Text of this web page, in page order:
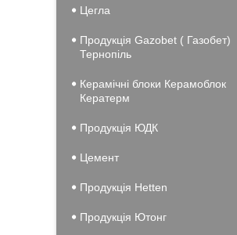
Цегла
Продукція Gazobet ( Газобет)
Тернопіль
Керамічні блоки Керамоблок
Кератерм
Продукція ЮДК
Цемент
Продукція Hеtten
Продукція Ютонг